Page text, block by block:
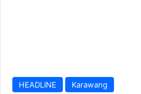
HEADLINE Karawang